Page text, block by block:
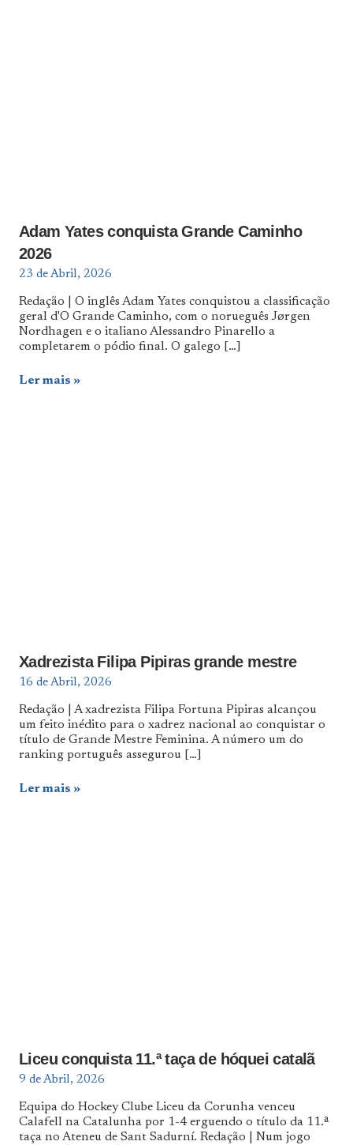
Adam Yates conquista Grande Caminho
2026
23 de Abril, 2026
Redação | O inglês Adam Yates conquistou a classificação
geral d'O Grande Caminho, com o norueguês Jørgen
Nordhagen e o italiano Alessandro Pinarello a
completarem o pódio final. O galego
[…]
Ler mais
Xadrezista Filipa Pipiras grande mestre
16 de Abril, 2026
Redação | A xadrezista Filipa Fortuna Pipiras alcançou
um feito inédito para o xadrez nacional ao conquistar o
título de Grande Mestre Feminina. A número um do
ranking português assegurou […]
Ler mais
Liceu conquista 11.ª taça de hóquei catalã
9 de Abril, 2026
Equipa do Hockey Clube Liceu da Corunha venceu
Calafell na Catalunha por 1-4 erguendo o título da 11.ª
taça no Ateneu de Sant Sadurní. Redação | Num jogo